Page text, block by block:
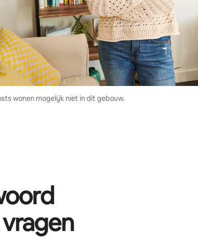
wonen mogelijk niet in dit gebouw.